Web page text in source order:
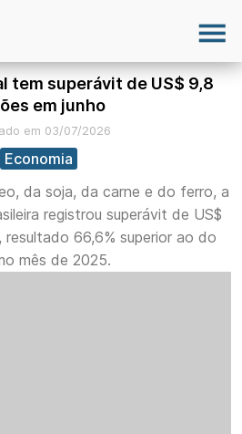
tem superávit de US$ 9,8
em junho
em 03/07/2026
Economia
da soja, da carne e do ferro, a
registrou superávit de US$
resultado 66,6% superior ao do
mês de 2025.